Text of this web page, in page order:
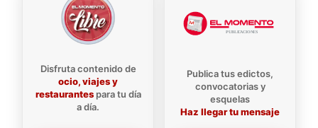
Disfruta contenido de
ocio, viajes y
restaurantespara tu día
a día.
Publica tus edictos,
convocatorias y
esquelas
Haz llegar tu mensaje